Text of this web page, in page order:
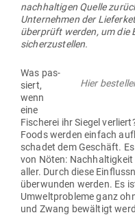
nach­hal­tigen Quelle
Unter­nehmen der
über­prüft werden, um die
sicherzustellen.
Hier
Was pas­
siert,
wenn
eine
Fischerei ihr Siegel
Foods werden einfach
schadet dem Geschäft.
von Nöten:
aller. Durch diese
über­wunden werden. Es
Umwelt­pro­bleme ganz
und Zwang bewältigt